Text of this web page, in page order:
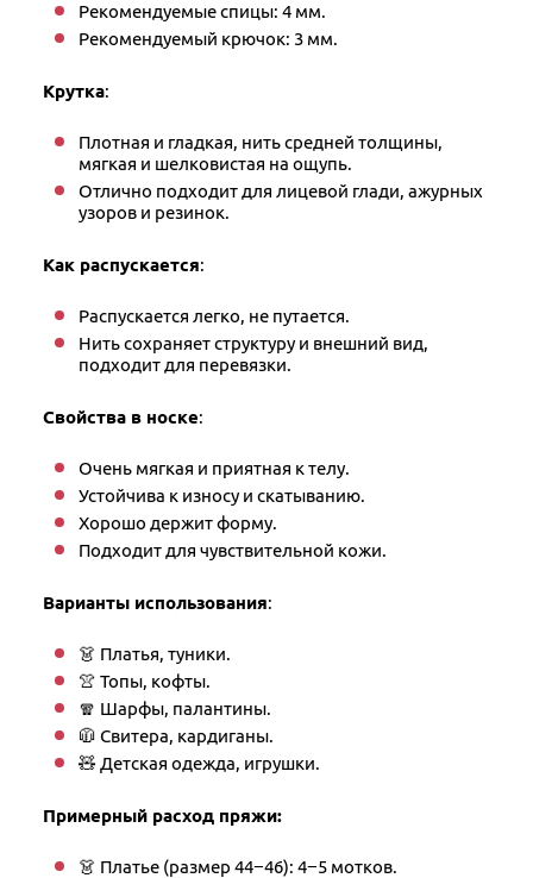
Рекомендуемые спицы: 4 мм.
Рекомендуемый крючок: 3 мм.
Крутка:
Плотная и гладкая, нить средней толщины,
мягкая и шелковистая на ощупь.
Отлично подходит для лицевой глади, ажурных
узоров и резинок.
Как распускается:
Распускается легко, не путается.
Нить сохраняет структуру и внешний вид,
подходит для перевязки.
Свойства в носке:
Очень мягкая и приятная к телу.
Устойчива к износу и скатыванию.
Хорошо держит форму.
Подходит для чувствительной кожи.
Варианты использования:
👗 Платья, туники.
👚 Топы, кофты.
🧣 Шарфы, палантины.
🧥 Свитера, кардиганы.
🧸 Детская одежда, игрушки.
Примерный расход пряжи:
👗 Платье (размер 44−46): 4−5 мотков.